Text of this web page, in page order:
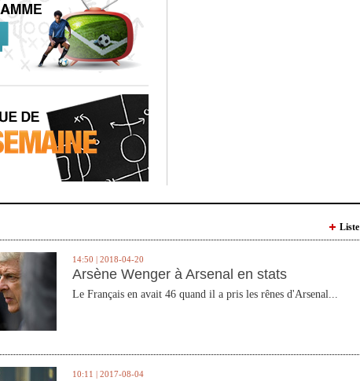
Liste
14:50 | 2018-04-20
Arsène Wenger à Arsenal en stats
Le Français en avait 46 quand il a pris les rênes d'Arsenal...
10:11 | 2017-08-04